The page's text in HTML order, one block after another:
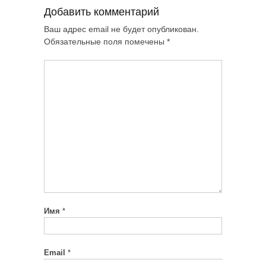
Добавить комментарий
Ваш адрес email не будет опубликован.
Обязательные поля помечены *
Имя *
Email *